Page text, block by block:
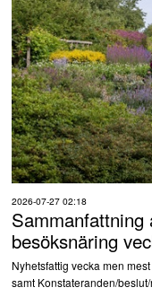
2026-07-27 02:18
Sammanfattning
besöksnäring
Nyhetsfattig vecka men
samt Konstateranden/